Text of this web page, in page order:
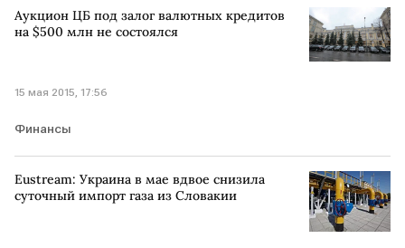
Аукцион ЦБ под залог валютных кредитов
на $500 млн не состоялся
15 мая 2015, 17:56
Финансы
Eustream: Украина в мае вдвое снизила
суточный импорт газа из Словакии